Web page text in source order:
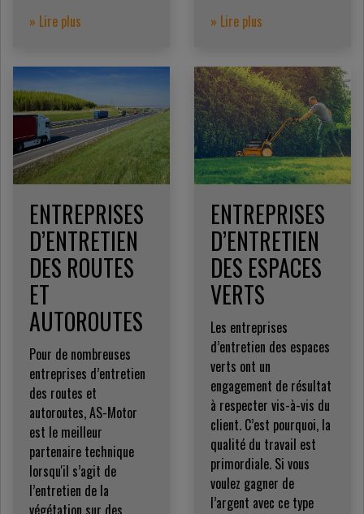
» Lire plus
» Lire plus
ENTREPRISES
D’ENTRETIEN
DES ROUTES
ET
AUTOROUTES
Pour de nombreuses
entreprises d’entretien
des routes et
autoroutes, AS-Motor
est le meilleur
partenaire technique
lorsqu'il s’agit de
l’entretien de la
végétation sur des
ENTREPRISES
D’ENTRETIEN
DES ESPACES
VERTS
Les entreprises
d’entretien des espaces
verts ont un
engagement de résultat
à respecter vis-à-vis du
client. C’est pourquoi, la
qualité du travail est
primordiale. Si vous
voulez gagner de
l’argent avec ce type